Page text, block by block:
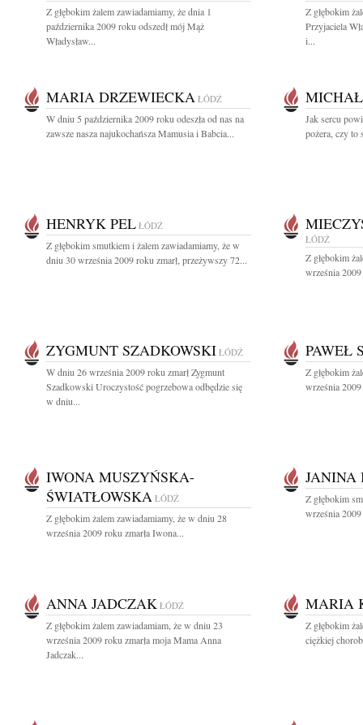
Z głębokim żalem zawiadamiamy, że dnia 1
października 2009 roku odszedł mój Mąż
Władysław...
Z głębokim
Przyjaciela
i...
MARIA DRZEWIECKA ŁÓDŹ
W dniu 5 października 2009 roku odeszła od nas na
zawsze nasza najukochańsza Mamusia i Babcia...
Jak sercu
pożera, czy to
HENRYK PEL ŁÓDŹ
Z głębokim smutkiem i żalem zawiadamiamy, że w
dniu 30 września 2009 roku zmarł, przeżywszy 72...
ŁÓDŹ
Z głębokim
września
ZYGMUNT SZADKOWSKI ŁÓDŹ
W dniu 26 września 2009 roku zmarł Zygmunt
Szadkowski Uroczystość pogrzebowa odbędzie się
w dniu...
PAWEŁ
Z głębokim
września 2009
IWONA MUSZYŃSKA-
ŚWIATŁOWSKA ŁÓDŹ
Z głębokim żalem zawiadamiamy, że w dniu 28
września 2009 roku zmarła Iwona...
JANINA
Z głębokim
września
ANNA JADCZAK ŁÓDŹ
Z głębokim żalem zawiadamiam, że w dniu 23
września 2009 roku zmarła moja Mama Anna
Jadczak...
MARIA
Z głębokim
ciężkiej